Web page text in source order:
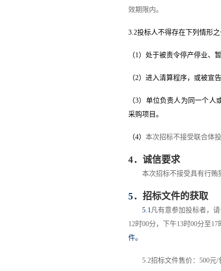
效期限内。
3.2投标人不得存在下列情形
（1）处于被责令停产停业、
（2）进入清算程序，或被宣
（3）单位负责人为同一个人
采购项目。
（4） 本次招标不接受联合体
4．诚信要求
本次招标不接受具有行贿
5． 招标文件的获取
5.1凡有意参加投标者，
12时00分，下午13时00分至17
件。
5.2招标文件售价： 500元/